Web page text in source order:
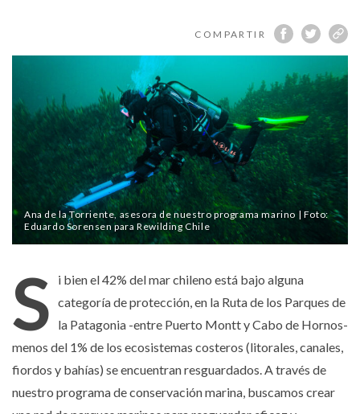
través
de
Esri
Storymap
COMPARTIR
Ana de la Torriente, asesora de nuestro programa marino | Foto:
Eduardo Sorensen para Rewilding Chile
S
i bien el 42% del mar chileno está bajo alguna
categoría de protección, en la Ruta de los Parques de
la Patagonia -entre Puerto Montt y Cabo de Hornos-
menos del 1% de los ecosistemas costeros (litorales, canales,
fiordos y bahías) se encuentran resguardados. A través de
nuestro programa de conservación marina, buscamos crear